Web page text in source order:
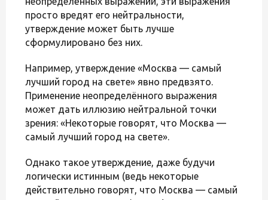
просто вредят его нейтральности,
утверждение может быть лучше
сформулировано без них.
Например, утверждение «Москва — самый
лучший город на свете» явно предвзято.
Применение неопределённого выражения
может дать иллюзию нейтральной точки
зрения: «Некоторые говорят, что Москва —
самый лучший город на свете».
Однако такое утверждение, даже будучи
логически истинным (ведь некоторые
действительно говорят, что Москва — самый